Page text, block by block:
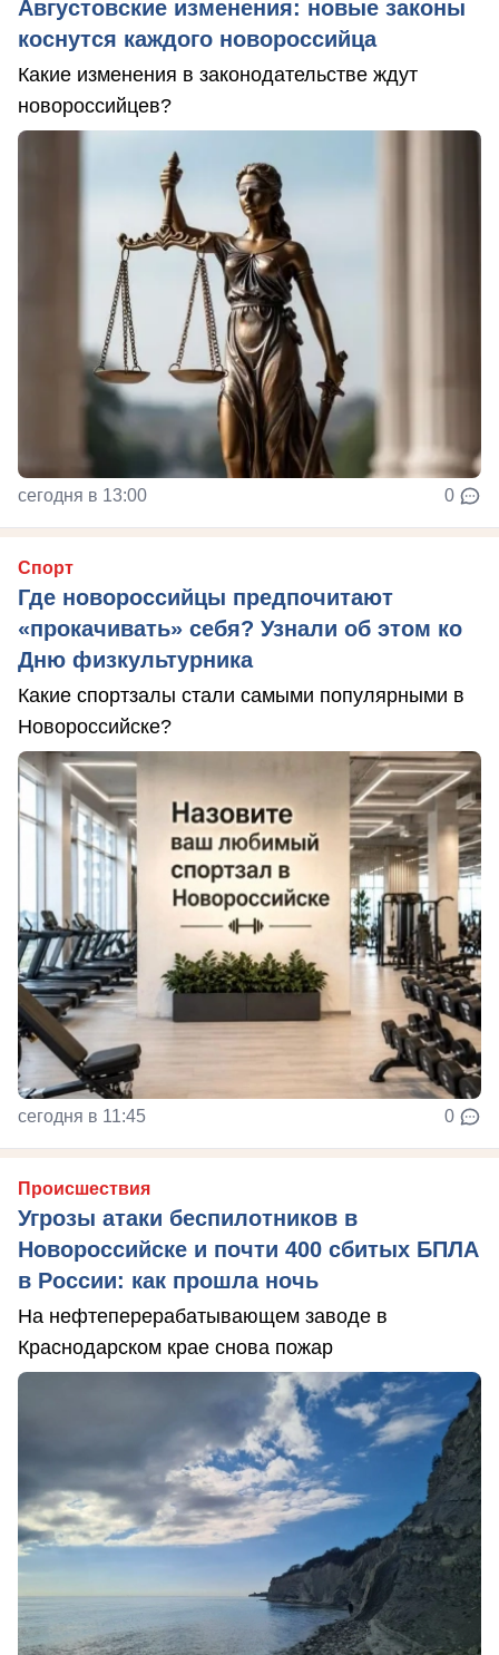
Августовские изменения: новые законы
коснутся каждого новороссийца
Какие изменения в законодательстве ждут
новороссийцев?
сегодня в 13:00 0
Спорт
Где новороссийцы предпочитают
«прокачивать» себя? Узнали об этом ко
Дню физкультурника
Какие спортзалы стали самыми популярными в
Новороссийске?
сегодня в 11:45 0
Происшествия
Угрозы атаки беспилотников в
Новороссийске и почти 400 сбитых БПЛА
в России: как прошла ночь
На нефтеперерабатывающем заводе в
Краснодарском крае снова пожар